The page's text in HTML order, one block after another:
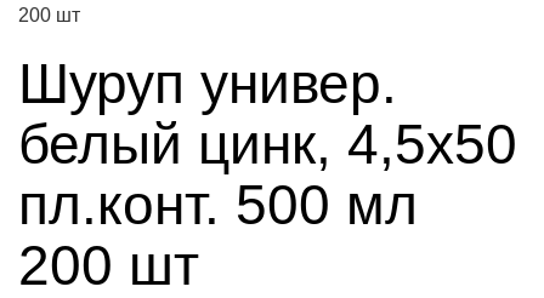
200 шт
Шуруп универ.
белый цинк, 4,5х50
пл.конт. 500 мл
200 шт